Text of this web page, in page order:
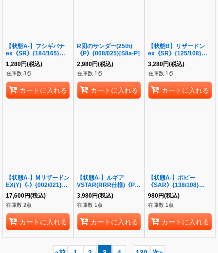
【状態A-】フシギバナ
ex《SR》{184/165}
[SV2a]
1,280円(税込)
在庫数 3点
カートに入れる
R団のサンダー(25th)
《P》{008/025}[S8a-P]
2,980円(税込)
在庫数 1点
カートに入れる
【状態B】リザードン
ex《SR》{125/108}
[SV3]
3,280円(税込)
在庫数 1点
カートに入れる
【状態A-】Mリザードン
EX(Y)《-》{002/021}
[XY]
17,600円(税込)
在庫数 2点
カートに入れる
【状態A-】ルギア
VSTAR(RRR仕様)《P》
{325/S-P}[S-P]
3,980円(税込)
在庫数 1点
カートに入れる
【状態A-】ポピー
《SAR》{138/108}
[SV3]
980円(税込)
在庫数 1点
カートに入れる